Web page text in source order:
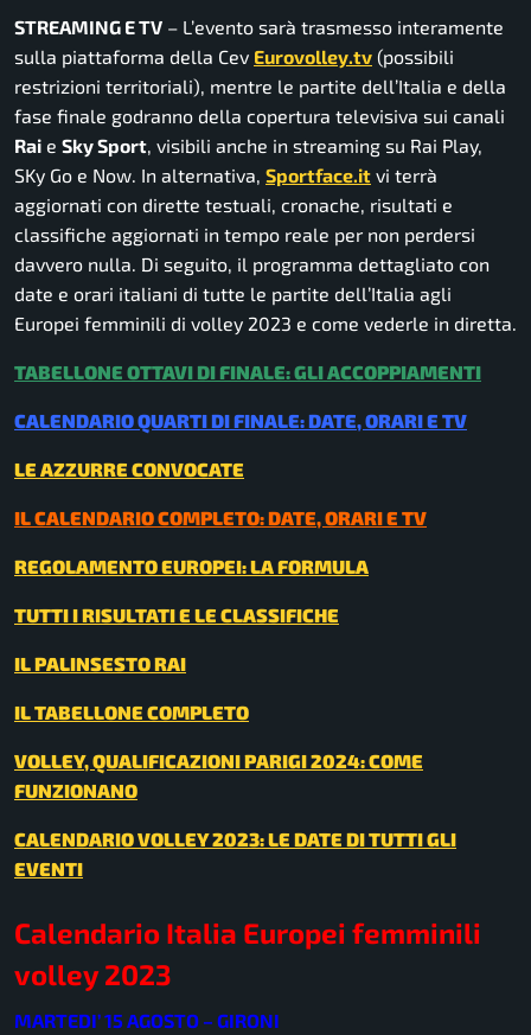
STREAMING E TV – L’evento sarà trasmesso interamente
sulla piattaforma della Cev Eurovolley.tv (possibili
restrizioni territoriali), mentre le partite dell’Italia e della
fase finale godranno della copertura televisiva sui canali
Rai e Sky Sport , visibili anche in streaming su Rai Play,
SKy Go e Now. In alternativa, Sportface.it vi terrà
aggiornati con dirette testuali, cronache, risultati e
classifiche aggiornati in tempo reale per non perdersi
davvero nulla. Di seguito, il programma dettagliato con
date e orari italiani di tutte le partite dell’Italia agli
Europei femminili di volley 2023 e come vederle in diretta.
TABELLONE OTTAVI DI FINALE: GLI ACCOPPIAMENTI
CALENDARIO QUARTI DI FINALE: DATE, ORARI E TV
LE AZZURRE CONVOCATE
IL CALENDARIO COMPLETO: DATE, ORARI E TV
REGOLAMENTO EUROPEI: LA FORMULA
TUTTI I RISULTATI E LE CLASSIFICHE
IL PALINSESTO RAI
IL TABELLONE COMPLETO
VOLLEY, QUALIFICAZIONI PARIGI 2024: COME
FUNZIONANO
CALENDARIO VOLLEY 2023: LE DATE DI TUTTI GLI
EVENTI
Calendario Italia Europei femminili
volley 2023
MARTEDI’ 15 AGOSTO – GIRONI